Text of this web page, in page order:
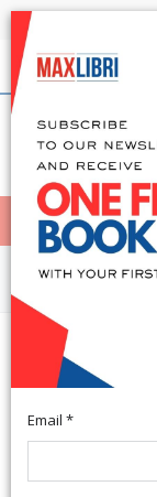
English
< Home
MENÙ
Arts and
La città
vorremmo
Italiae. Doc. arch.
Email *